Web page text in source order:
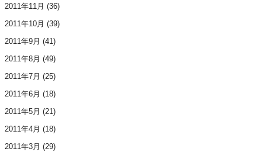
2011年11月 (36)
2011年10月 (39)
2011年9月 (41)
2011年8月 (49)
2011年7月 (25)
2011年6月 (18)
2011年5月 (21)
2011年4月 (18)
2011年3月 (29)